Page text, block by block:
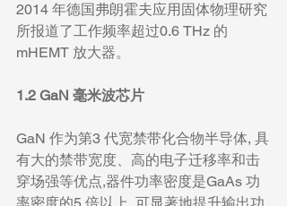
2014 年德国弗朗霍夫应用固体物理研究
所报道了工作频率超过0.6 THz 的
mHEMT 放大器。
1.2 GaN 毫米波芯片
GaN 作为第3 代宽禁带化合物半导体, 具
有大的禁带宽度、高的电子迁移率和击
穿场强等优点,器件功率密度是GaAs 功